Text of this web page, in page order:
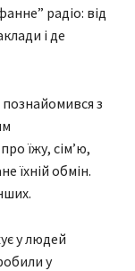
радіо: від
і де
з
їжу, сім’ю,
їхній обмін.
у людей
у